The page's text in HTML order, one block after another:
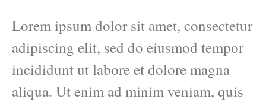
Lorem ipsum dolor sit amet, consectetur
adipiscing elit, sed do eiusmod tempor
incididunt ut labore et dolore magna
aliqua. Ut enim ad minim veniam, quis